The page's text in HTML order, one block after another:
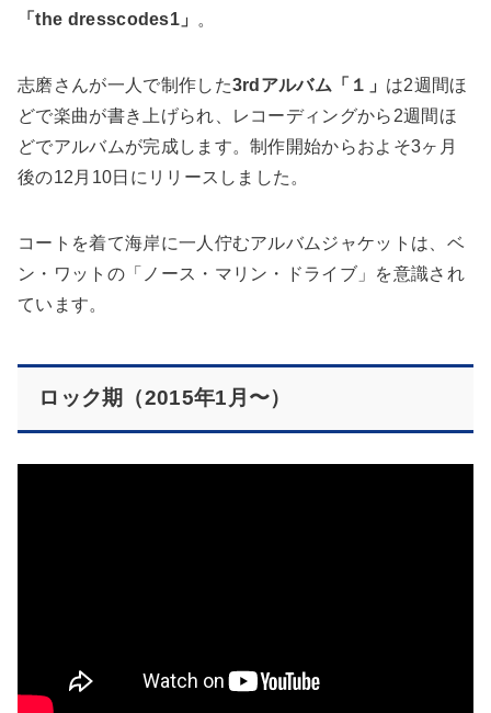
「the dresscodes1」 。
志磨さんが一人で制作した3rdアルバム「１」 は2週間ほ
どで楽曲が書き上げられ、レコーディングから2週間ほ
どでアルバムが完成します。制作開始からおよそ3ヶ月
後の12月10日にリリースしました。
コートを着て海岸に一人佇むアルバムジャケットは、ベ
ン・ワットの「ノース・マリン・ドライブ」を意識され
ています。
ロック期（2015年1月〜）